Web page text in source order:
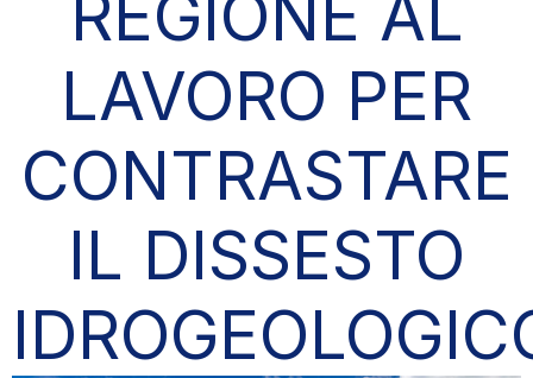
REGIONE AL
LAVORO PER
CONTRASTARE
IL DISSESTO